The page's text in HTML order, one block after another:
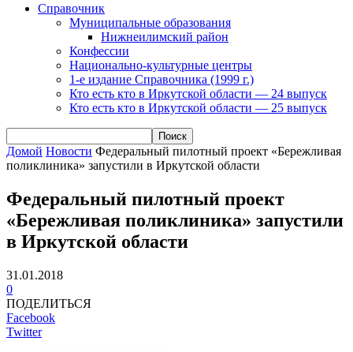
Справочник
Муниципальные образования
Нижнеилимский район
Конфессии
Национально-культурные центры
1-е издание Справочника (1999 г.)
Кто есть кто в Иркутской области — 24 выпуск
Кто есть кто в Иркутской области — 25 выпуск
Домой Новости Федеральный пилотный проект «Бережливая
поликлиника» запустили в Иркутской области
Федеральный пилотный проект
«Бережливая поликлиника» запустили
в Иркутской области
31.01.2018
0
ПОДЕЛИТЬСЯ
Facebook
Twitter